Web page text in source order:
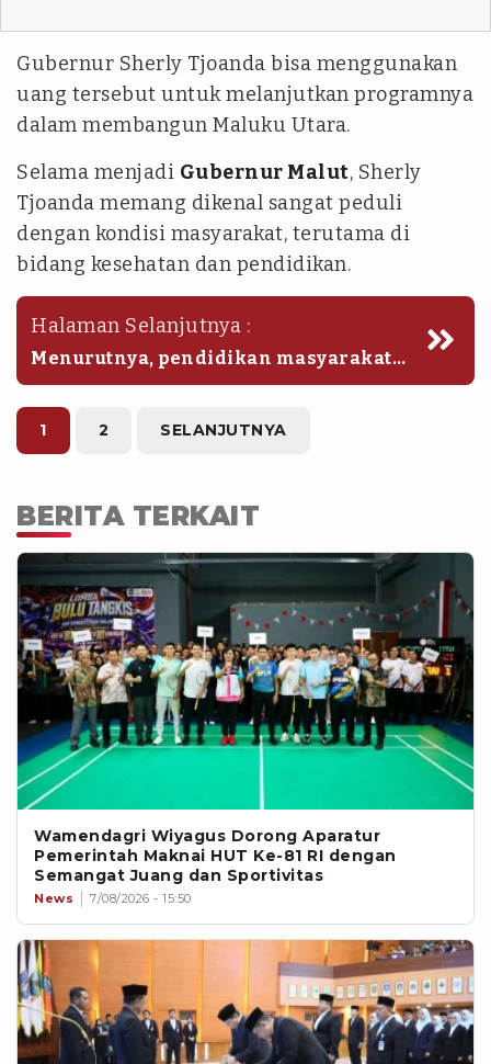
Gubernur Sherly Tjoanda bisa menggunakan
uang tersebut untuk melanjutkan programnya
dalam membangun Maluku Utara.
Selama menjadi Gubernur Malut, Sherly
Tjoanda memang dikenal sangat peduli
dengan kondisi masyarakat, terutama di
bidang kesehatan dan pendidikan.
Halaman Selanjutnya :
Menurutnya, pendidikan masyarakat
sangat penting karena menjadi salah
satu faktor utama dalam pembangunan
daerah.
1 2 SELANJUTNYA
BERITA TERKAIT
Wamendagri Wiyagus Dorong Aparatur
Pemerintah Maknai HUT Ke-81 RI dengan
Semangat Juang dan Sportivitas
News 7/08/2026 - 15:50